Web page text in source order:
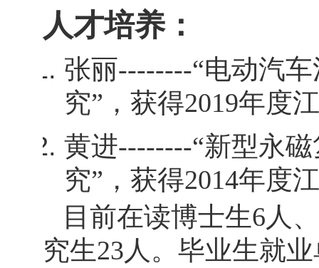
人才培养：
张丽--------“电动汽
究”，获得2019年度
黄进--------“新型永
究”，获得2014年度
目前在读博士生6人
究生23人。毕业生就